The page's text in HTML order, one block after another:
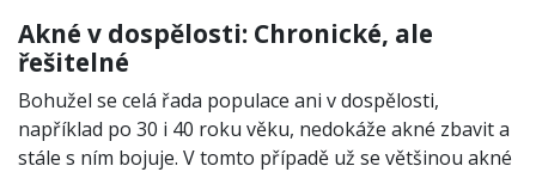
Akné v dospělosti: Chronické, ale
řešitelné
Bohužel se celá řada populace ani v dospělosti,
například po 30 i 40 roku věku, nedokáže akné zbavit a
stále s ním bojuje. V tomto případě už se většinou akné